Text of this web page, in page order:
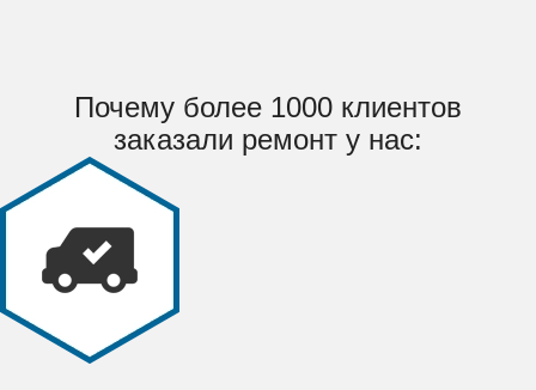
Почему более 1000 клиентов
заказали ремонт у нас: